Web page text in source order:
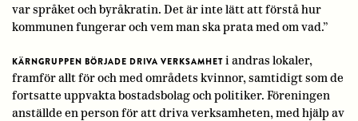
var språket och byråkratin. Det är inte lätt att förstå hur
kommunen fungerar och vem man ska prata med om vad.”
KÄRNGRUPPEN BÖRJADE DRIVA VERKSAMHET i andras lokaler,
framför allt för och med områdets kvinnor, samtidigt som de
fortsatte uppvakta bostadsbolag och politiker. Föreningen
anställde en person för att driva verksamheten, med hjälp av